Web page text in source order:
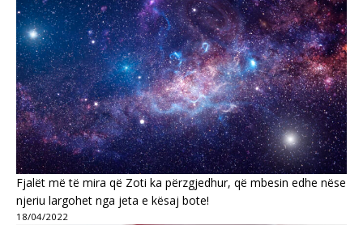
Fjalët më të mira që Zoti ka përzgjedhur, që mbesin edhe nëse
njeriu largohet nga jeta e kësaj bote!
18/04/2022